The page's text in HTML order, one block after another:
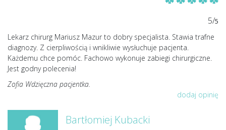
5/5
Lekarz chirurg Mariusz Mazur to dobry specjalista. Stawia trafne
diagnozy. Z cierpliwością i wnikliwie wysłuchuje pacjenta.
Każdemu chce pomóc. Fachowo wykonuje zabiegi chirurgiczne.
Jest godny polecenia!
Zofia Wdzięczna pacjentka.
dodaj opinię
Bartłomiej Kubacki